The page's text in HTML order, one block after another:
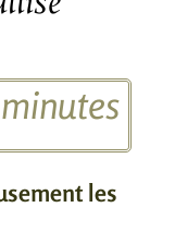
les